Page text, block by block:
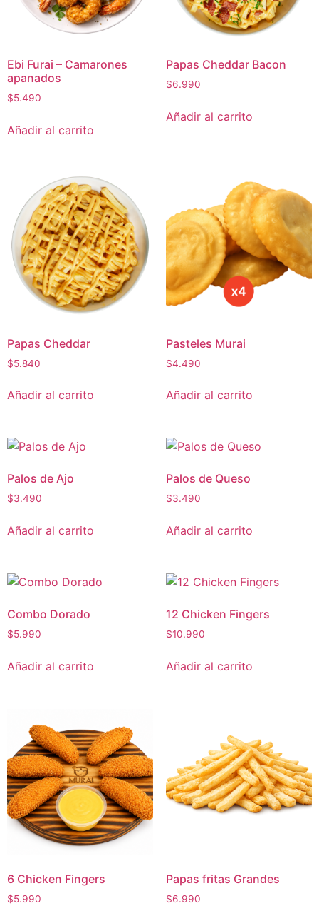
Ebi Furai – Camarones
apanados
$5.490
Añadir al carrito
Papas Cheddar Bacon
$6.990
Añadir al carrito
Papas Cheddar
$5.840
Añadir al carrito
Pasteles Murai
$4.490
Añadir al carrito
Palos de Ajo
$3.490
Añadir al carrito
Palos de Queso
$3.490
Añadir al carrito
Combo Dorado
$5.990
Añadir al carrito
12 Chicken Fingers
$10.990
Añadir al carrito
6 Chicken Fingers
$5.990
Papas fritas Grandes
$6.990